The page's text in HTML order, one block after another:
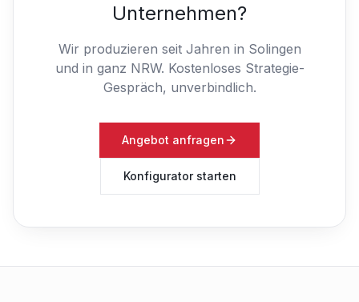
Unternehmen?
Wir produzieren seit Jahren in Solingen
und in ganz NRW. Kostenloses Strategie-
Gespräch, unverbindlich.
Angebot anfragen
Konfigurator starten